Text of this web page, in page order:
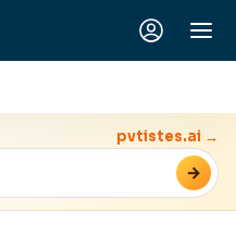
→
pvtistes.ai →